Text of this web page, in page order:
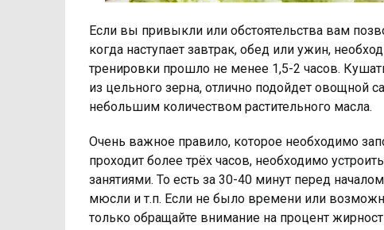
Если вы привыкли или обстоятельства вам
когда наступает завтрак, обед или ужин,
тренировки прошло не менее 1,5-2 часов.
из цельного зерна, отлично подойдет овощной
небольшим количеством растительного масла.
Очень важное правило, которое необходимо
проходит более трёх часов, необходимо
занятиями. То есть за 30-40 минут перед
мюсли и т.п. Если не было времени или
только обращайте внимание на процент